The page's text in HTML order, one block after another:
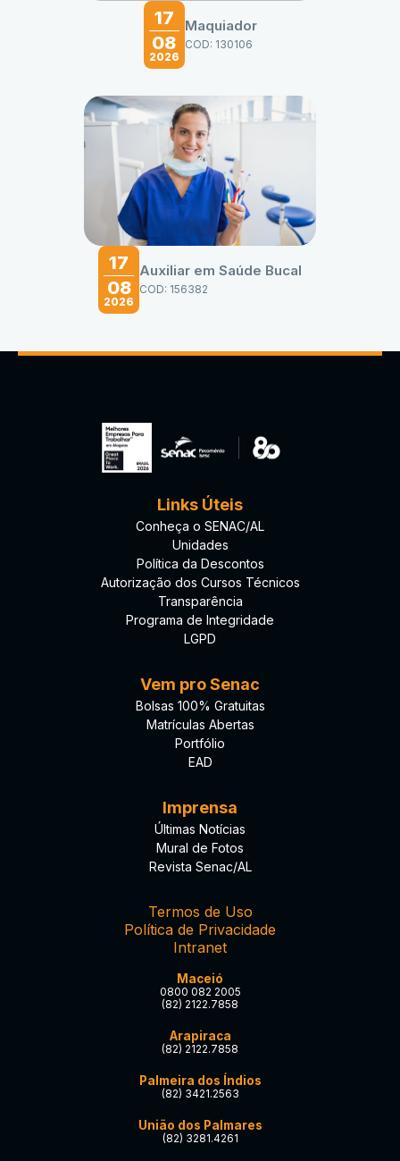
17
08
2026
Maquiador
COD: 130106
17
08
2026
Auxiliar em Saúde Bucal
COD: 156382
Links Úteis
Conheça o SENAC/AL
Unidades
Política da Descontos
Autorização dos Cursos Técnicos
Transparência
Programa de Integridade
LGPD
Vem pro Senac
Bolsas 100% Gratuitas
Matrículas Abertas
Portfólio
EAD
Imprensa
Últimas Notícias
Mural de Fotos
Revista Senac/AL
Termos de Uso
Política de Privacidade
Intranet
Maceió
0800 082 2005
(82) 2122.7858
Arapiraca
(82) 2122.7858
Palmeira dos Índios
(82) 3421.2563
União dos Palmares
(82) 3281.4261